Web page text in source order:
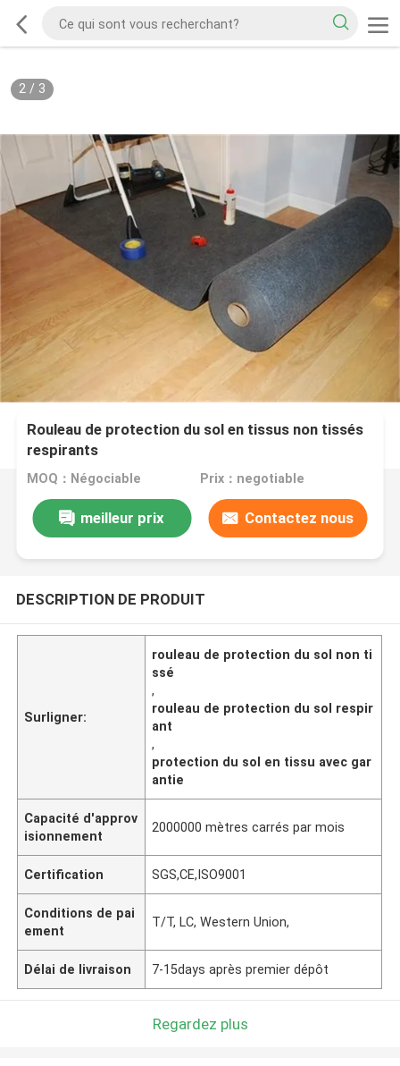
2/ 3
Rouleau de protection du sol en tissus non tissés
respirants
MOQ：Négociable Prix：negotiable
meilleur prix Contactez nous
DESCRIPTION DE PRODUIT
Surligner:
rouleau de protection du sol non ti
ssé
,
rouleau de protection du sol respir
ant
,
protection du sol en tissu avec gar
antie
Capacité d'approv
isionnement
2000000 mètres carrés par mois
Certification SGS,CE,ISO9001
Conditions de pai
ement
T/T, LC, Western Union,
Délai de livraison 7-15days après premier dépôt
Regardez plus